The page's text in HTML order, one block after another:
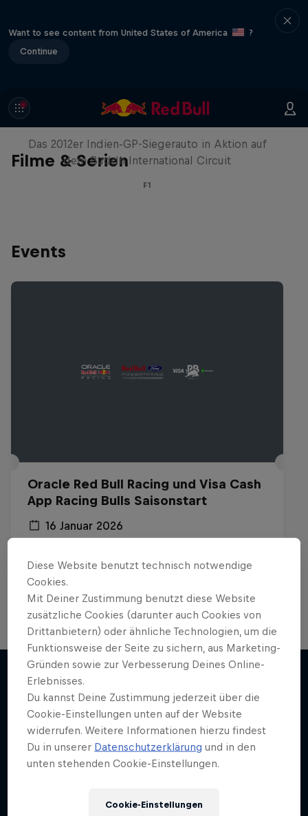
Want to see content from United States of America
?
Continue
Filme & Serien
Formel-1-Auto kehrt nach Indien
zurück
Das 2012er Indien-GP-Siegerauto in Aktion auf
dem Buddh International Circuit
F1
Events
Oracle Red Bull Racing und Visa Cash
App Racing Bulls Saisonstart
16 Januar 2026
Weiter geht´s hier
The Clip Show
Spannende und actionreiche Sport-Highlights
1 Staffel · 10 Folgen
DRIFTING
Formel-1-Auto kehrt nach Indien
zurück
Das 2012er Indien-GP-Siegerauto in Aktion auf
dem Buddh International Circuit
Diese Website benutzt technisch notwendige
Cookies.
Mit Deiner Zustimmung benutzt diese Website
zusätzliche Cookies (darunter auch Cookies von
Drittanbietern) oder ähnliche Technologien, um die
Funktionsweise der Seite zu sichern, aus Marketing-
Gründen sowie zur Verbesserung Deines Online-
Erlebnisses.
Du kannst Deine Zustimmung jederzeit über die
Cookie-Einstellungen unten auf der Website
widerrufen. Weitere Informationen hierzu findest
Du in unserer Datenschutzerklärung und in den
unten stehenden Cookie-Einstellungen.
Cookie-Einstellungen